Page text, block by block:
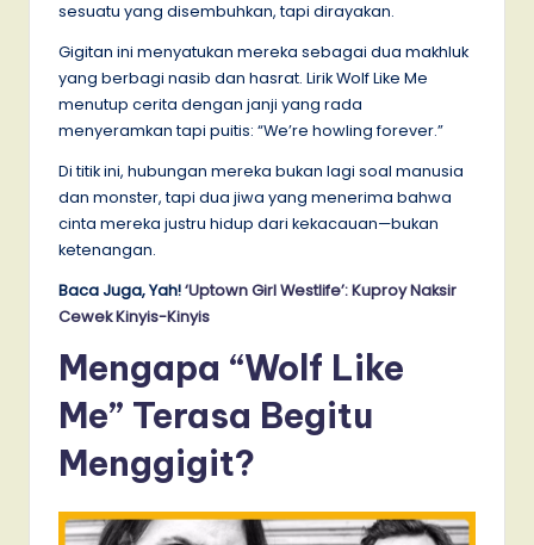
sesuatu yang disembuhkan, tapi dirayakan.
Gigitan ini menyatukan mereka sebagai dua makhluk
yang berbagi nasib dan hasrat. Lirik Wolf Like Me
menutup cerita dengan janji yang rada
menyeramkan tapi puitis: “We’re howling forever.”
Di titik ini, hubungan mereka bukan lagi soal manusia
dan monster, tapi dua jiwa yang menerima bahwa
cinta mereka justru hidup dari kekacauan—bukan
ketenangan.
Baca Juga, Yah!‘Uptown Girl Westlife’: Kuproy Naksir
Cewek Kinyis-Kinyis
Mengapa “Wolf Like
Me” Terasa Begitu
Menggigit?